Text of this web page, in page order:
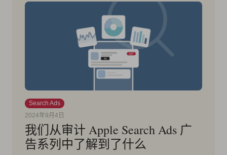
Search Ads
2024年9月4日
我们从审计 Apple Search Ads 广
告系列中了解到了什么